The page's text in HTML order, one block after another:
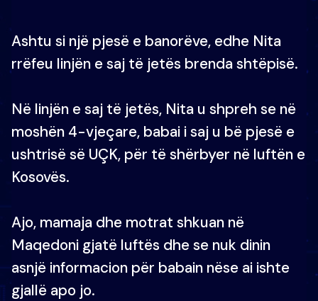
Ashtu si një pjesë e banorëve, edhe Nita
rrëfeu linjën e saj të jetës brenda shtëpisë.
Në linjën e saj të jetës, Nita u shpreh se në
moshën 4-vjeçare, babai i saj u bë pjesë e
ushtrisë së UÇK, për të shërbyer në luftën e
Kosovës.
Ajo, mamaja dhe motrat shkuan në
Maqedoni gjatë luftës dhe se nuk dinin
asnjë informacion për babain nëse ai ishte
gjallë apo jo.